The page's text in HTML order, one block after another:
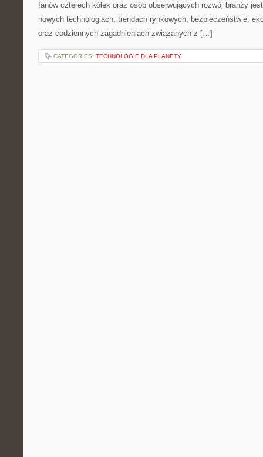
fanów czterech kółek oraz osób obserwujących rozwój branży
nowych technologiach, trendach rynkowych, bezpieczeństwie,
oraz codziennych zagadnieniach związanych z […]
CATEGORIES: TECHNOLOGIE DLA PLANETY